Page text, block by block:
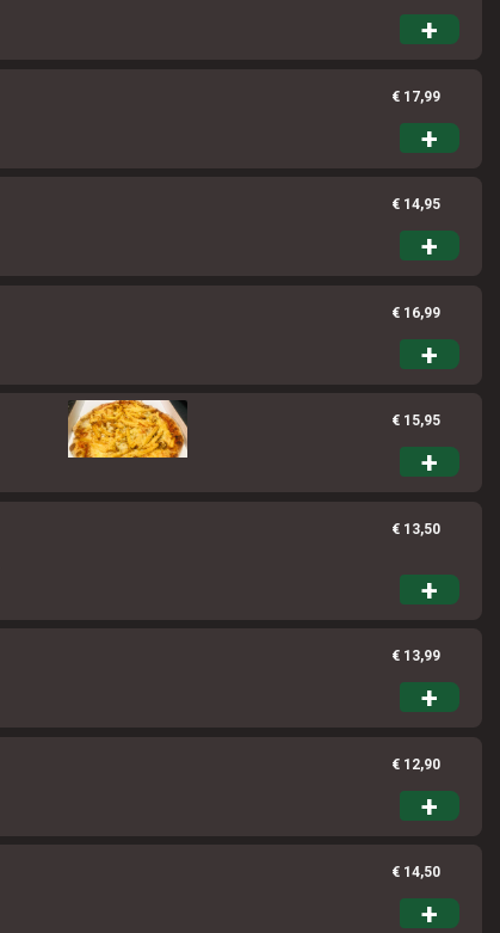
4. De bezorger wacht tot U uw bestelling heeft gepakt
5. De bezorger wenst U een fijne avond en gaat weer verder.
Als u 5 bestellingen bij ons heeft geplaatst ontvangt u een code via de
+
€ 17,99
+
€ 14,95
+
€ 16,99
+
€ 15,95
+
€ 13,50
+
€ 13,99
+
€ 12,90
+
€ 14,50
+